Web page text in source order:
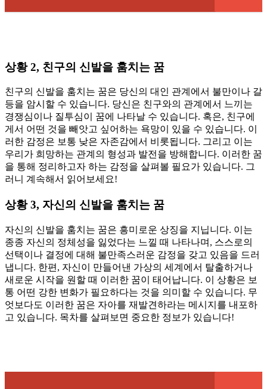
상황 2, 친구의 신발을 훔치는 꿈
친구의 신발을 훔치는 꿈은 당신의 대인 관계에서 불만이나 갈
등을 암시할 수 있습니다. 당신은 친구와의 관계에서 느끼는
경쟁심이나 질투심이 꿈에 나타날 수 있습니다. 혹은, 친구에
게서 어떤 것을 빼앗고 싶어하는 욕망이 있을 수 있습니다. 이
러한 감정은 보통 낮은 자존감에서 비롯됩니다. 그리고 이는
우리가 희망하는 관계의 형성과 발전을 방해합니다. 이러한 꿈
을 통해 정리하고자 하는 감정을 살펴볼 필요가 있습니다. 그
러니 계속해서 읽어보세요!
상황 3, 자신의 신발을 훔치는 꿈
자신의 신발을 훔치는 꿈은 흥미로운 상징을 지닙니다. 이는
종종 자신의 정체성을 잃었다는 느낄 때 나타나며, 스스로의
선택이나 결정에 대해 불만족스러운 감정을 갖고 있음을 드러
냅니다. 한편, 자신이 만들어낸 가상의 세계에서 탈출하거나
새로운 시작을 원할 때 이러한 꿈이 태어납니다. 이 상황은 보
통 어떤 강한 변화가 필요하다는 것을 의미할 수 있습니다. 무
엇보다도 이러한 꿈은 자아를 재발견하라는 메시지를 내포하
고 있습니다. 목차를 살펴보면 중요한 정보가 있습니다!